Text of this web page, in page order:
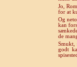
Jo,
for at
Og
kan
de
Smukt,
godt